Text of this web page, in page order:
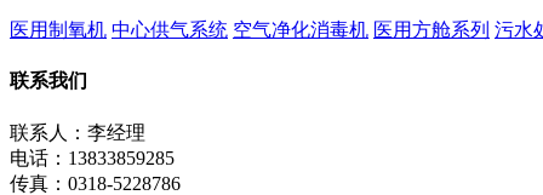
医用制氧机 中心供气系统 空气净化消毒机 医用方舱系列 污水
联系我们
联系人：李经理
电话：13833859285
传真：0318-5228786